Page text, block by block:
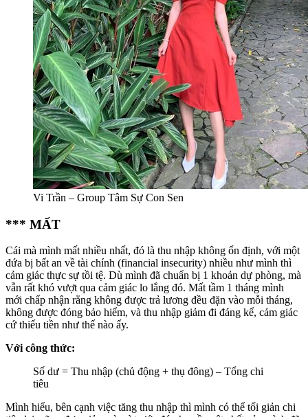
Vi Trần – Group Tâm Sự Con Sen
*** MẤT
Cái mà mình mất nhiều nhất, đó là thu nhập không ổn định, với một
đứa bị bất an về tài chính (financial insecurity) nhiều như mình thì
cảm giác thực sự tồi tệ. Dù mình đã chuẩn bị 1 khoản dự phòng, mà
vẫn rất khó vượt qua cảm giác lo lắng đó. Mất tầm 1 tháng mình
mới chấp nhận rằng không được trả lương đều đặn vào mỗi tháng,
không được đóng bảo hiểm, và thu nhập giảm đi đáng kể, cảm giác
cứ thiếu tiền như thế nào ấy.
Với công thức:
Số dư = Thu nhập (chủ động + thụ đông) – Tổng chi
tiêu
Mình hiểu, bên cạnh việc tăng thu nhập thì mình có thể tối giản chi